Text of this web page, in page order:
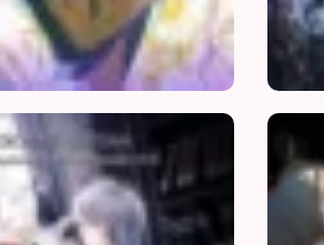
Chấp
Cụp